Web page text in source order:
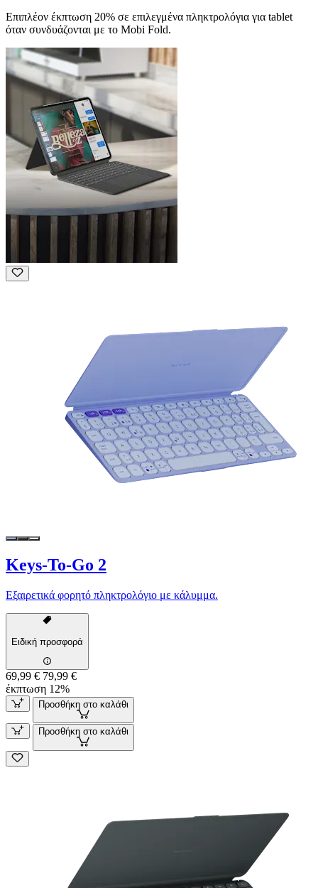
Επιπλέον έκπτωση 20% σε επιλεγμένα πληκτρολόγια για tablet
όταν συνδυάζονται με το Mobi Fold.
Keys-To-Go 2
Εξαιρετικά φορητό πληκτρολόγιο με κάλυμμα.
Ειδική προσφορά
69,99 € 79,99 €
έκπτωση 12%
Προσθήκη στο καλάθι
Προσθήκη στο καλάθι